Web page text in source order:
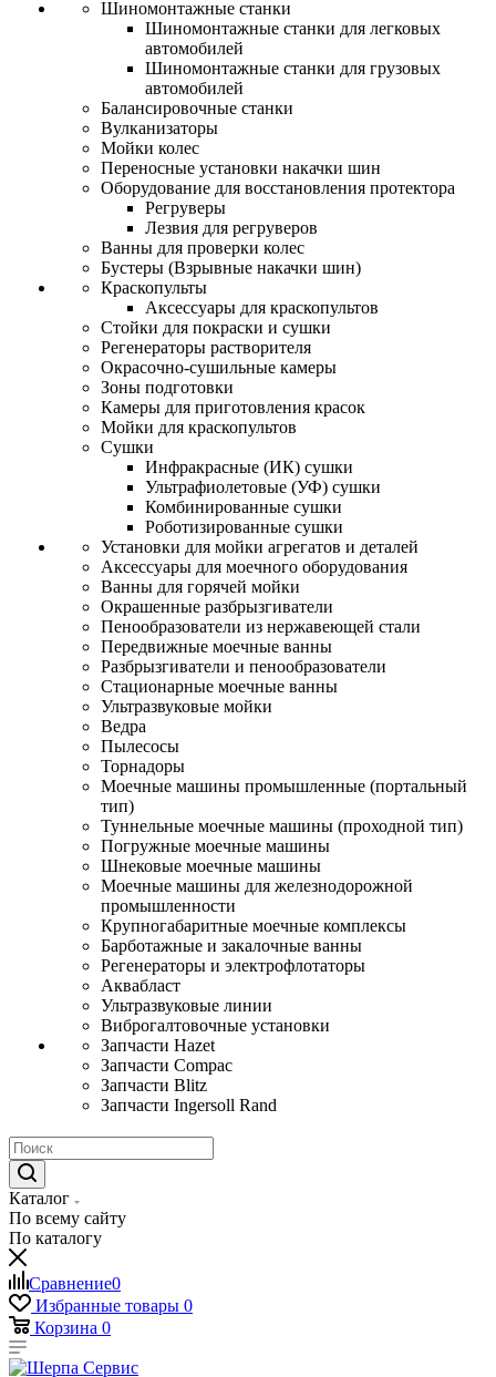
Шиномонтажные станки
Шиномонтажные станки для легковых
автомобилей
Шиномонтажные станки для грузовых
автомобилей
Балансировочные станки
Вулканизаторы
Мойки колес
Переносные установки накачки шин
Оборудование для восстановления протектора
Регруверы
Лезвия для регруверов
Ванны для проверки колес
Бустеры (Взрывные накачки шин)
Краскопульты
Аксессуары для краскопультов
Стойки для покраски и сушки
Регенераторы растворителя
Окрасочно-сушильные камеры
Зоны подготовки
Камеры для приготовления красок
Мойки для краскопультов
Сушки
Инфракрасные (ИК) сушки
Ультрафиолетовые (УФ) сушки
Комбинированные сушки
Роботизированные сушки
Установки для мойки агрегатов и деталей
Аксессуары для моечного оборудования
Ванны для горячей мойки
Окрашенные разбрызгиватели
Пенообразователи из нержавеющей стали
Передвижные моечные ванны
Разбрызгиватели и пенообразователи
Стационарные моечные ванны
Ультразвуковые мойки
Ведра
Пылесосы
Торнадоры
Моечные машины промышленные (портальный
тип)
Туннельные моечные машины (проходной тип)
Погружные моечные машины
Шнековые моечные машины
Моечные машины для железнодорожной
промышленности
Крупногабаритные моечные комплексы
Барботажные и закалочные ванны
Регенераторы и электрофлотаторы
Аквабласт
Ультразвуковые линии
Виброгалтовочные установки
Запчасти Hazet
Запчасти Compac
Запчасти Blitz
Запчасти Ingersoll Rand
Каталог
По всему сайту
По каталогу
Сравнение0
Избранные товары 0
Корзина 0